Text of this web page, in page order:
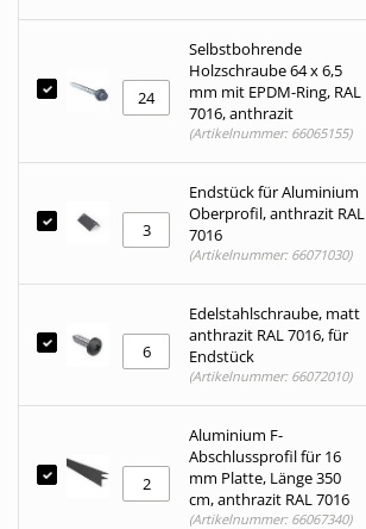
Selbstbohrende
Holzschraube 64 x 6,5
mm mit EPDM-Ring, RAL
7016, anthrazit
(Artikelnummer: 66065155)
Endstück für Aluminium
Oberprofil, anthrazit RAL
7016
(Artikelnummer: 66071030)
Edelstahlschraube, matt
anthrazit RAL 7016, für
Endstück
(Artikelnummer: 66072010)
Aluminium F-
Abschlussprofil für 16
mm Platte, Länge 350
cm, anthrazit RAL 7016
(Artikelnummer: 66067340)